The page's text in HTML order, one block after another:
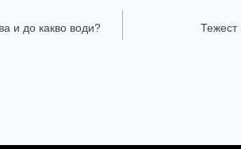
и до какво води?
Тежест